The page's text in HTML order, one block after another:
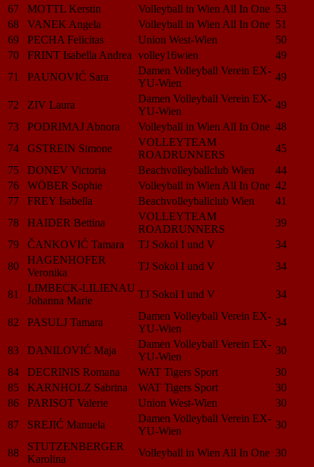
67
MOTTL Kerstin Volleyball in Wien All In One 53
68
VANEK Angela Volleyball in Wien All In One 51
69
PECHA Felicitas Union West-Wien
50
70
FRINT Isabella Andrea volley16wien
49
71
PAUNOVIĆ Sara
Damen Volleyball Verein EX-
YU-Wien
49
72 ZIV Laura
Damen Volleyball Verein EX-
YU-Wien
49
73
PODRIMAJ Abnora Volleyball in Wien All In One 48
74
GSTREIN Simone
VOLLEYTEAM
ROADRUNNERS
45
75
DONEV Victoria Beachvolleyballclub Wien
44
76
WÖBER Sophie Volleyball in Wien All In One 42
77
FREY Isabella Beachvolleyballclub Wien
41
78
HAIDER Bettina
VOLLEYTEAM
ROADRUNNERS
39
79
ČANKOVIĆ Tamara TJ Sokol I und V
34
80
HAGENHOFER
Veronika
TJ Sokol I und V 34
81
LIMBECK-LILIENAU
Johanna Marie
TJ Sokol I und V 34
82 PASULJ Tamara
Damen Volleyball Verein EX-
YU-Wien
34
83 DANILOVIĆ Maja
Damen Volleyball Verein EX-
YU-Wien
30
84
DECRINIS Romana WAT Tigers Sport
30
85
KARNHOLZ Sabrina WAT Tigers Sport
30
86
PARISOT Valerie Union West-Wien
30
87
SREJIĆ Manuela
Damen Volleyball Verein EX-
YU-Wien
30
88
STUTZENBERGER
Karolina
Volleyball in Wien All In One 30